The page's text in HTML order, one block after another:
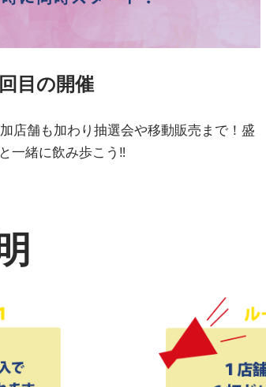
目の開催
店舗も加わり抽選会や移動販売まで！盛
一緒に飲み歩こう‼